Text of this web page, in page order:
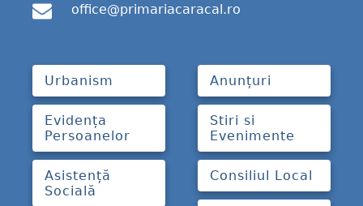
office@primariacaracal.ro
Urbanism
Evidența
Persoanelor
Asistență
Socială
Anunțuri
Stiri si
Evenimente
Consiliul Local